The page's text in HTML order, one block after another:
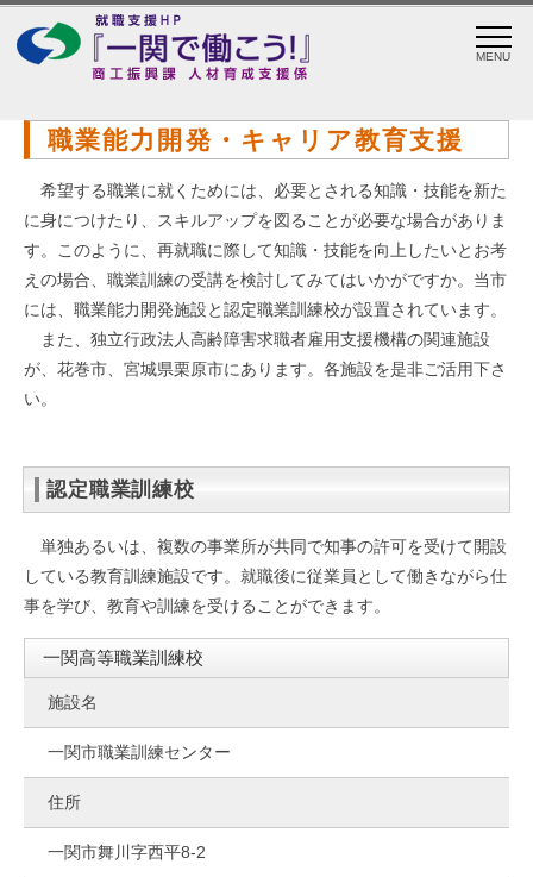
MENU
職業能力開発・キャリア教育支援
希望する職業に就くためには、必要とされる知識・技能を新た
に身につけたり、スキルアップを図ることが必要な場合がありま
す。このように、再就職に際して知識・技能を向上したいとお考
えの場合、職業訓練の受講を検討してみてはいかがですか。当市
には、職業能力開発施設と認定職業訓練校が設置されています。
また、独立行政法人高齢障害求職者雇用支援機構の関連施設
が、花巻市、宮城県栗原市にあります。各施設を是非ご活用下さ
い。
認定職業訓練校
単独あるいは、複数の事業所が共同で知事の許可を受けて開設
している教育訓練施設です。就職後に従業員として働きながら仕
事を学び、教育や訓練を受けることができます。
一関高等職業訓練校
施設名
一関市職業訓練センター
住所
一関市舞川字西平8-2